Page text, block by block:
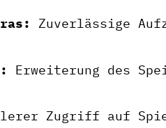
Zuverlässige
Erweiterung des
Zugriff auf